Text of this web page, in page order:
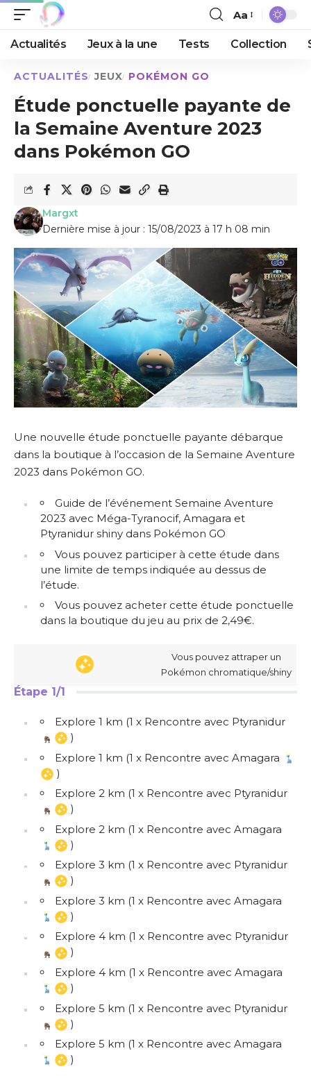
Aa
Actualités Jeux à la une Tests Collection
ACTUALITÉS JEUX POKÉMON GO
Étude ponctuelle payante de
la Semaine Aventure 2023
dans Pokémon GO
Dernière mise à jour : 15/08/2023 à 17 h 08 min
Margxt
Une nouvelle étude ponctuelle payante débarque
dans la boutique à l’occasion de la Semaine Aventure
2023 dans Pokémon GO.
Guide de l’événement Semaine Aventure
2023 avec Méga-Tyranocif, Amagara et
Ptyranidur shiny dans Pokémon GO
Vous pouvez participer à cette étude dans
une limite de temps indiquée au dessus de
l’étude.
Vous pouvez acheter cette étude ponctuelle
dans la boutique du jeu au prix de 2,49€.
Vous pouvez attraper un
Pokémon chromatique/shiny
Étape 1/1
Explore 1 km (1 x Rencontre avec Ptyranidur
)
Explore 1 km (1 x Rencontre avec Amagara
)
Explore 2 km (1 x Rencontre avec Ptyranidur
)
Explore 2 km (1 x Rencontre avec Amagara
)
Explore 3 km (1 x Rencontre avec Ptyranidur
)
Explore 3 km (1 x Rencontre avec Amagara
)
Explore 4 km (1 x Rencontre avec Ptyranidur
)
Explore 4 km (1 x Rencontre avec Amagara
)
Explore 5 km (1 x Rencontre avec Ptyranidur
)
Explore 5 km (1 x Rencontre avec Amagara
)